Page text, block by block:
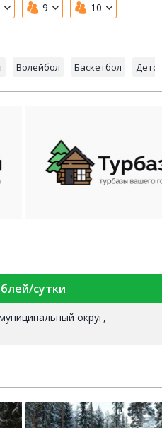
9 10
Волейбол Баскетбол
сутки
округ,